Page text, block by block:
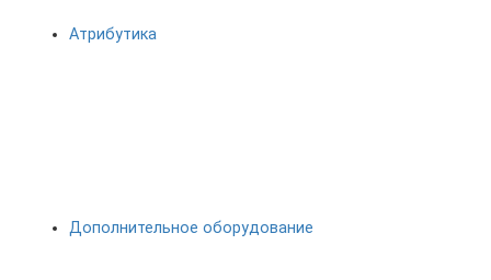
Атрибутика
Дополнительное оборудование